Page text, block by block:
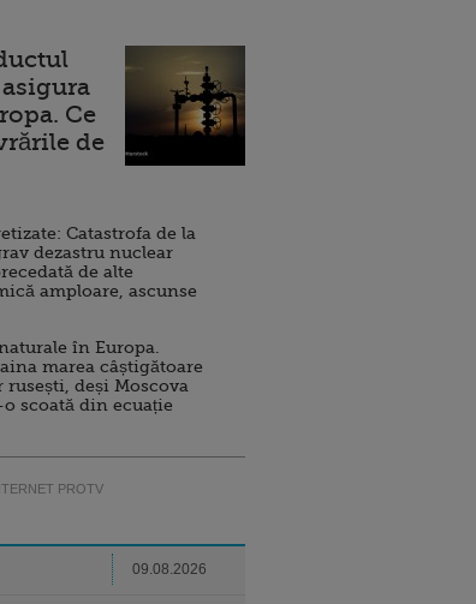
Ce
de
Catastrofa de la
dezastru nuclear
de alte
amploare, ascunse
în Europa.
marea câștigătoare
rusești, deși Moscova
scoată din ecuație
PROTV
09.08.2026